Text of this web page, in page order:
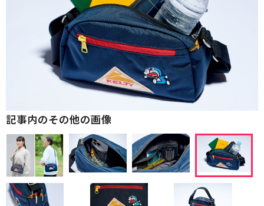
記事内のその他の画像